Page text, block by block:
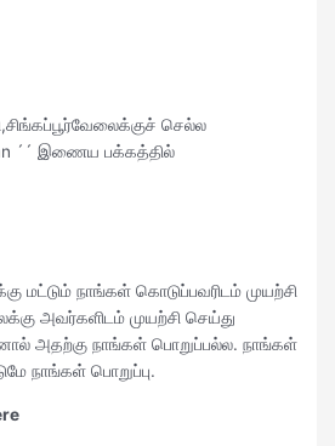
செல்ல
´´ இணைய பக்கத்தில்
மட்டும் நாங்கள் கொடுப்பவரிடம் முயற்சி
அவர்களிடம் முயற்சி செய்து
அதற்கு நாங்கள் பொறுப்பல்ல. நாங்கள்
நாங்கள் பொறுப்பு.